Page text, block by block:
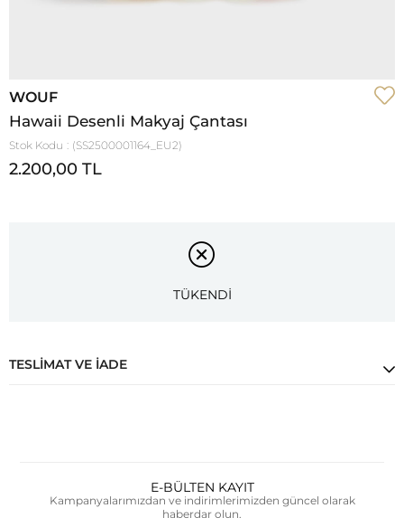
WOUF
Hawaii Desenli Makyaj Çantası
Stok Kodu (SS2500001164_EU2)
2.200,00 TL
TÜKENDİ
TESLIMAT VE İADE
E-BÜLTEN KAYIT
Kampanyalarımızdan ve indirimlerimizden güncel olarak
haberdar olun.